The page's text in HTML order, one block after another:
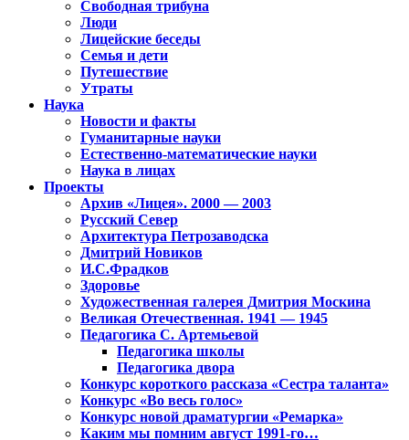
Свободная трибуна
Люди
Лицейские беседы
Семья и дети
Путешествие
Утраты
Наука
Новости и факты
Гуманитарные науки
Естественно-математические науки
Наука в лицах
Проекты
Архив «Лицея». 2000 — 2003
Русский Север
Архитектура Петрозаводска
Дмитрий Новиков
И.С.Фрадков
Здоровье
Художественная галерея Дмитрия Москина
Великая Отечественная. 1941 — 1945
Педагогика С. Артемьевой
Педагогика школы
Педагогика двора
Конкурс короткого рассказа «Сестра таланта»
Конкурс «Во весь голос»
Конкурс новой драматургии «Ремарка»
Каким мы помним август 1991-го…